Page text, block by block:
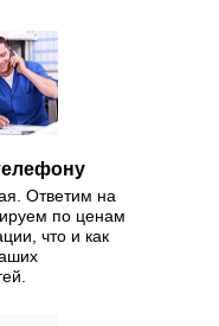
Ответим на
по ценам
что и как